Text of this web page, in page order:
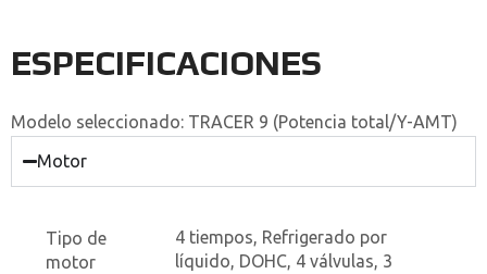
ESPECIFICACIONES
Modelo seleccionado: TRACER 9 (Potencia total/Y-AMT)
Motor
Tipo de
motor
4 tiempos, Refrigerado por
líquido, DOHC, 4 válvulas, 3